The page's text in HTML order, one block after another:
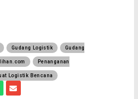
Gudang Logistik Gudang
Penanganan
Logistik Bencana
E
n